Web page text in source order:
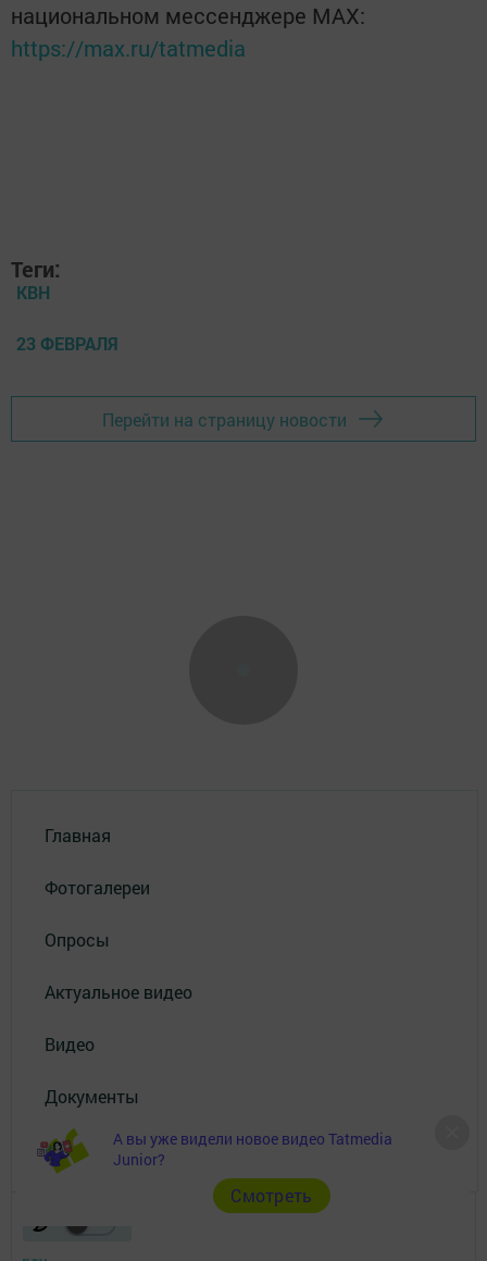
национальном мессенджере MАХ:
https://max.ru/tatmedia
Теги:
КВН
23 ФЕВРАЛЯ
Перейти на страницу новости
Главная
Фотогалереи
Опросы
Актуальное видео
Видео
Документы
Разное
А вы уже видели новое видео Tatmedia
Junior?
Cмотреть